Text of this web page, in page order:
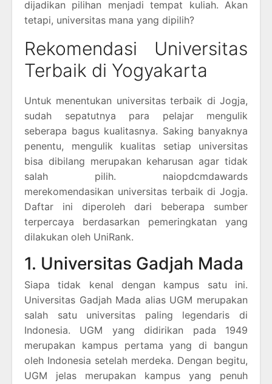
dijadikan pilihan menjadi tempat kuliah. Akan
tetapi, universitas mana yang dipilih?
Rekomendasi Universitas
Terbaik di Yogyakarta
Untuk menentukan universitas terbaik di Jogja,
sudah sepatutnya para pelajar mengulik
seberapa bagus kualitasnya. Saking banyaknya
penentu, mengulik kualitas setiap universitas
bisa dibilang merupakan keharusan agar tidak
salah pilih. naiopdcmdawards
merekomendasikan universitas terbaik di Jogja.
Daftar ini diperoleh dari beberapa sumber
terpercaya berdasarkan pemeringkatan yang
dilakukan oleh UniRank.
1. Universitas Gadjah Mada
Siapa tidak kenal dengan kampus satu ini.
Universitas Gadjah Mada alias UGM merupakan
salah satu universitas paling legendaris di
Indonesia. UGM yang didirikan pada 1949
merupakan kampus pertama yang di bangun
oleh Indonesia setelah merdeka. Dengan begitu,
UGM jelas merupakan kampus yang penuh